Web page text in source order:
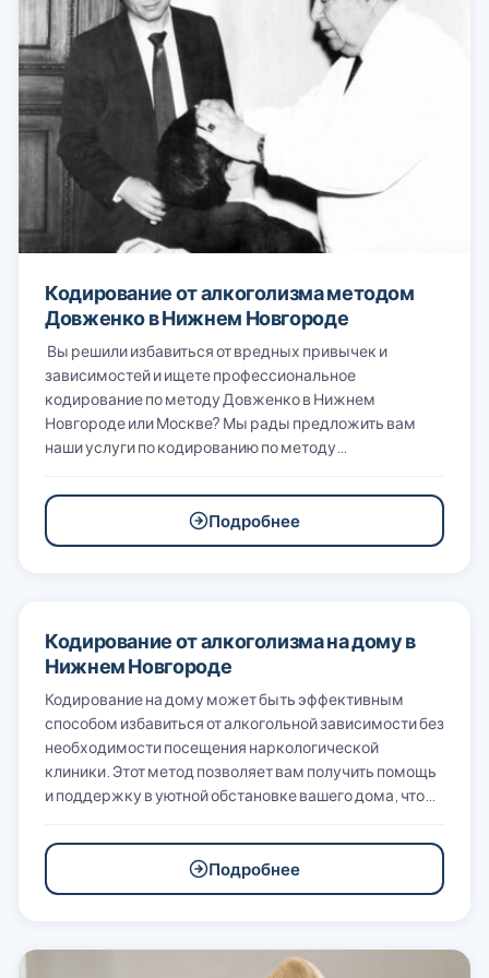
Кодирование от алкоголизма методом
Довженко в Нижнем Новгороде
Вы решили избавиться от вредных привычек и
зависимостей и ищете профессиональное
кодирование по методу Довженко в Нижнем
Новгороде или Москве? Мы рады предложить вам
наши услуги по кодированию по методу…
Подробнее
Кодирование от алкоголизма на дому в
Нижнем Новгороде
Кодирование на дому может быть эффективным
способом избавиться от алкогольной зависимости без
необходимости посещения наркологической
клиники. Этот метод позволяет вам получить помощь
и поддержку в уютной обстановке вашего дома, что…
Подробнее